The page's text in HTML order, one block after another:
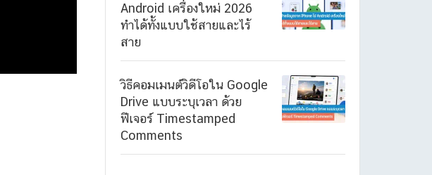
Android เครื่องใหม่ 2026
ทำได้ทั้งแบบใช้สายและไร้
สาย
วิธีคอมเมนต์วิดีโอใน Google
Drive แบบระบุเวลา ด้วย
ฟีเจอร์ Timestamped
Comments